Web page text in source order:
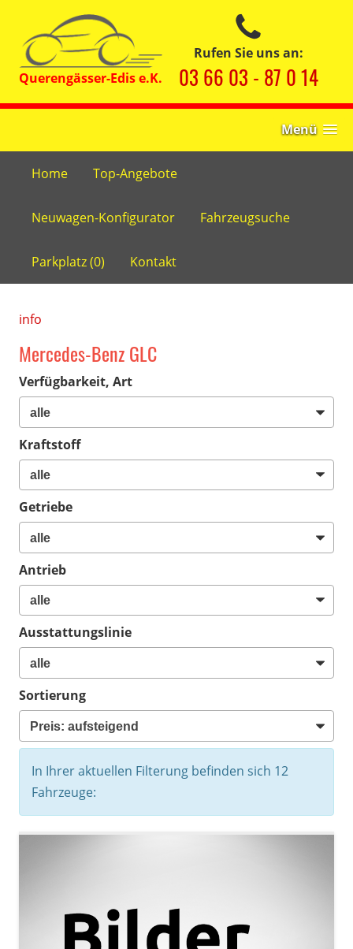
Rufen Sie uns an:
03 66 03 - 87 0 14
Menü
Home Top-Angebote
Neuwagen-Konfigurator Fahrzeugsuche
Parkplatz (0) Kontakt
info
Mercedes-Benz GLC
Verfügbarkeit, Art
Kraftstoff
Getriebe
Antrieb
Ausstattungslinie
Sortierung
In Ihrer aktuellen Filterung befinden sich 12
Fahrzeuge: